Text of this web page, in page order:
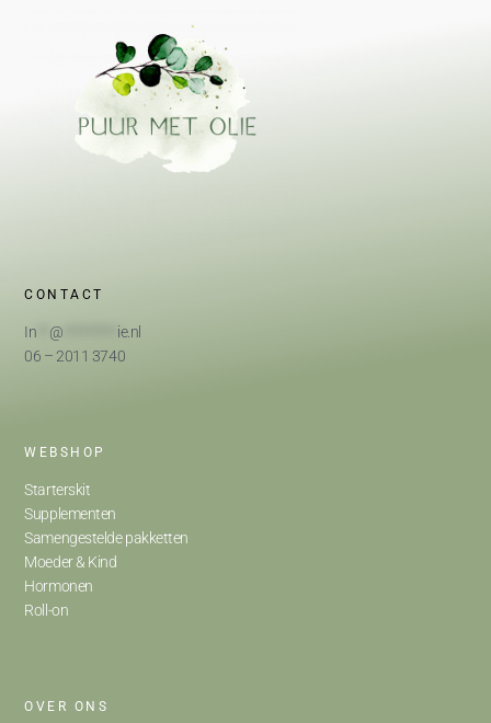
CONTACT
In @
ie.nl
06 – 2011 3740
WEBSHOP
Starterskit
Supplementen
Samengestelde pakketten
Moeder & Kind
Hormonen
Roll-on
OVER ONS